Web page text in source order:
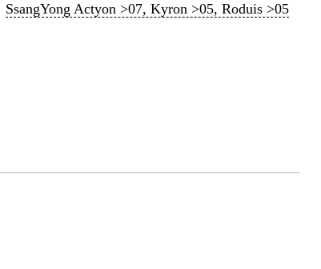
SsangYong Actyon >07, Kyron >05, Roduis >05